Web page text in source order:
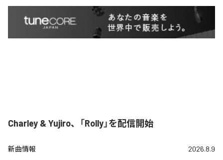
Charley & Yujiro、「Rolly」を配信開始
新曲情報 2026.8.9